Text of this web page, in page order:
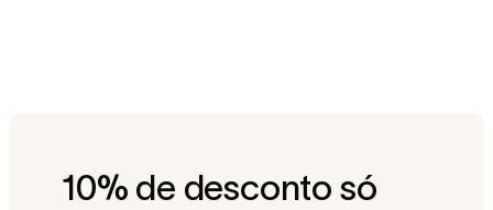
10% de desconto só